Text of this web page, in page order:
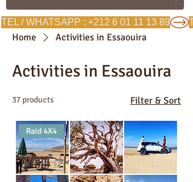
TEL / WHATSAPP : +212 6 01 11 13 89
Home Activities in Essaouira
Activities in Essaouira
37 products Filter & Sort
Raid 4X4